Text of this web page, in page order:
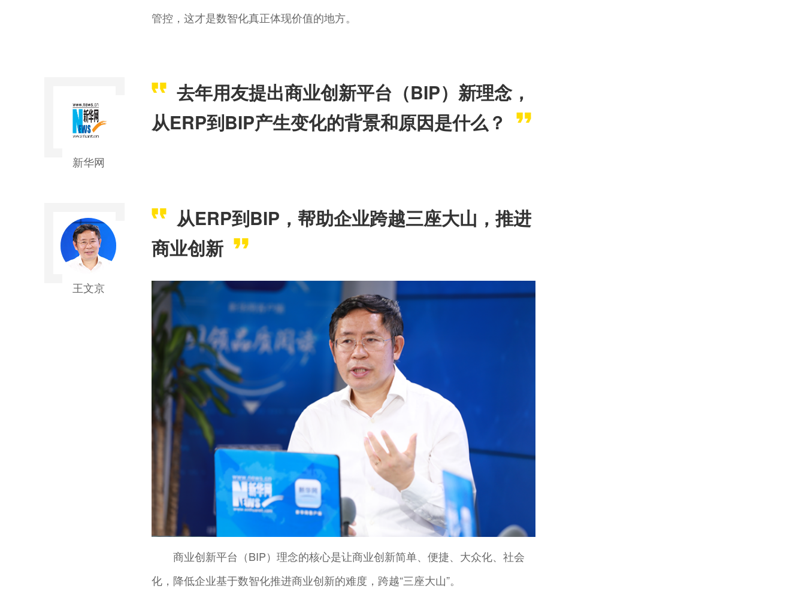
管控，这才是数智化真正体现价值的地方。
新华网
去年用友提出商业创新平台（BIP）新理念，
从ERP到BIP产生变化的背景和原因是什么？
王文京
从ERP到BIP，帮助企业跨越三座大山，推进
商业创新
商业创新平台（BIP）理念的核心是让商业创新简单、便捷、大众化、社会
化，降低企业基于数智化推进商业创新的难度，跨越“三座大山”。